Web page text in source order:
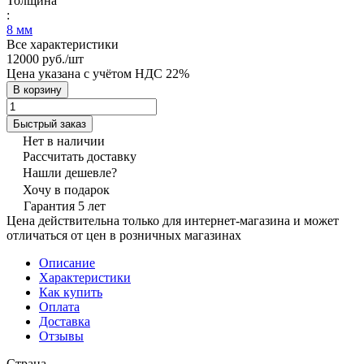
:
8 мм
Все характеристики
12000 руб./шт
Цена указана с учётом НДС 22%
В корзину
Быстрый заказ
Нет в наличии
Рассчитать доставку
Нашли дешевле?
Хочу в подарок
Гарантия 5 лет
Цена действительна только для интернет-магазина и может
отличаться от цен в розничных магазинах
Описание
Характеристики
Как купить
Оплата
Доставка
Отзывы